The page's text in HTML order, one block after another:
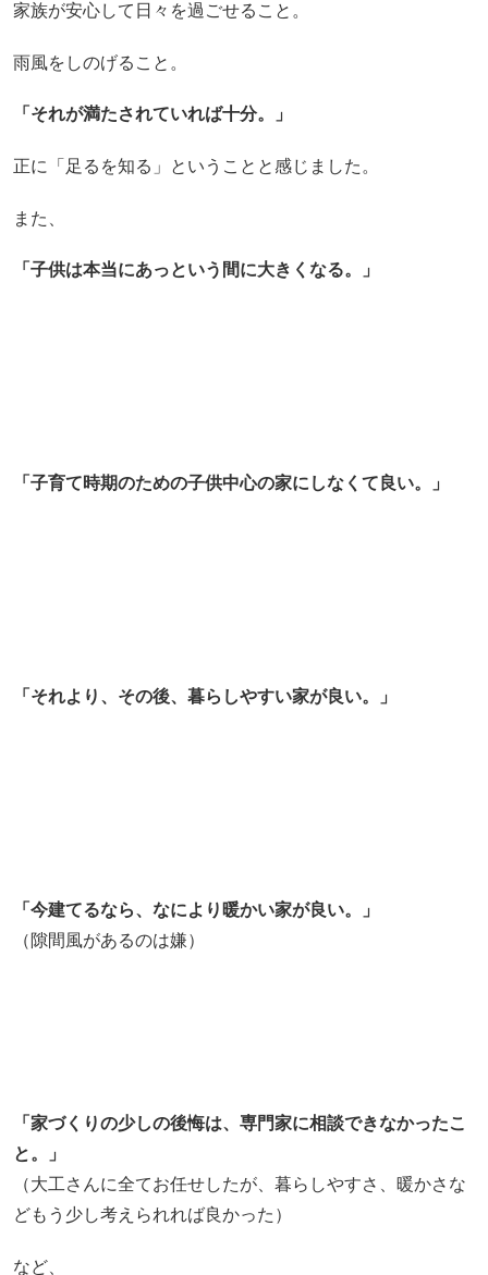
家族が安心して日々を過ごせること。
雨風をしのげること。
「それが満たされていれば十分。」
正に「足るを知る」ということと感じました。
また、
「子供は本当にあっという間に大きくなる。」
「子育て時期のための子供中心の家にしなくて良い。」
「それより、その後、暮らしやすい家が良い。」
「今建てるなら、なにより暖かい家が良い。」
（隙間風があるのは嫌）
「家づくりの少しの後悔は、専門家に相談できなかったこ
と。」
（大工さんに全てお任せしたが、暮らしやすさ、暖かさな
どもう少し考えられれば良かった）
など、